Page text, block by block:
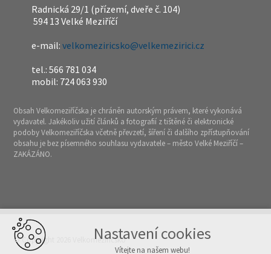
Radnická 29/1 (přízemí, dveře č. 104)
594 13 Velké Meziříčí
e-mail:velkomeziricsko@velkemezirici.cz
tel.: 566 781 034
mobil: 724 063 930
Obsah Velkomeziříčska je chráněn autorským právem, které vykonává
vydavatel. Jakékoliv užití článků a fotografií z tištěné či elektronické
podoby Velkomeziříčska včetně převzetí, šíření či dalšího zpřístupňování
obsahu je bez písemného souhlasu vydavatele – město Velké Meziříčí –
ZAKÁZÁNO.
© Copyright 2026 VelkomeziříčskoNastavení cookies
Vítejte na našem webu!